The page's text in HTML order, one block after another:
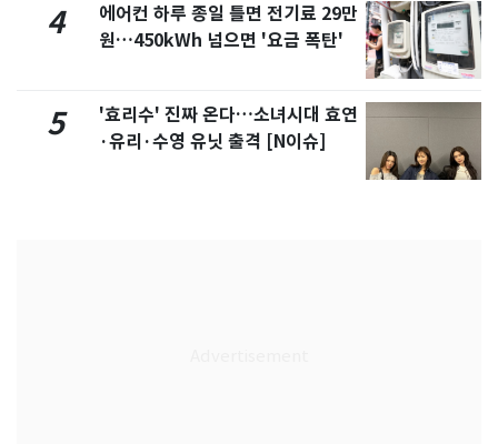
4
에어컨 하루 종일 틀면 전기료 29만
원…450kWh 넘으면 '요금 폭탄'
5
'효리수' 진짜 온다…소녀시대 효연
·유리·수영 유닛 출격 [N이슈]